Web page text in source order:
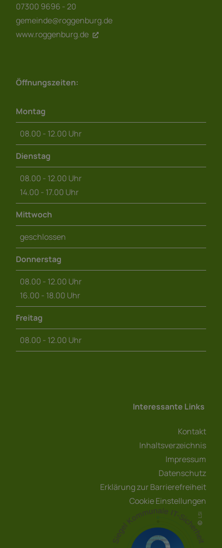
07300 9696 - 20
gemeinde@roggenburg.de
www.roggenburg.de
Öffnungszeiten:
Montag
08.00 - 12.00 Uhr
Dienstag
08.00 - 12.00 Uhr
14.00 - 17.00 Uhr
Mittwoch
geschlossen
Donnerstag
08.00 - 12.00 Uhr
16.00 - 18.00 Uhr
Freitag
08.00 - 12.00 Uhr
Interessante Links
Kontakt
Inhaltsverzeichnis
Impressum
Datenschutz
Erklärung zur Barrierefreiheit
Cookie Einstellungen
LSI